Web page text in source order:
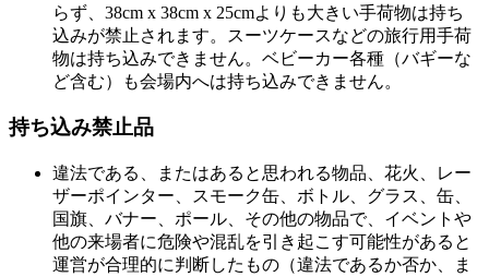
らず、38cm x 38cm x 25cmよりも大きい手荷物は持ち
込みが禁止されます。スーツケースなどの旅行用手荷
物は持ち込みできません。ベビーカー各種（バギーな
ど含む）も会場内へは持ち込みできません。
持ち込み禁止品
違法である、またはあると思われる物品、花火、レー
ザーポインター、スモーク缶、ボトル、グラス、缶、
国旗、バナー、ポール、その他の物品で、イベントや
他の来場者に危険や混乱を引き起こす可能性があると
運営が合理的に判断したもの（違法であるか否か、ま